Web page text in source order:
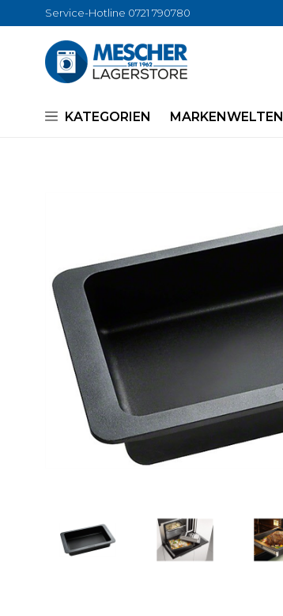
Service-Hotline 0721 790780
KATEGORIEN MARKENWELTEN